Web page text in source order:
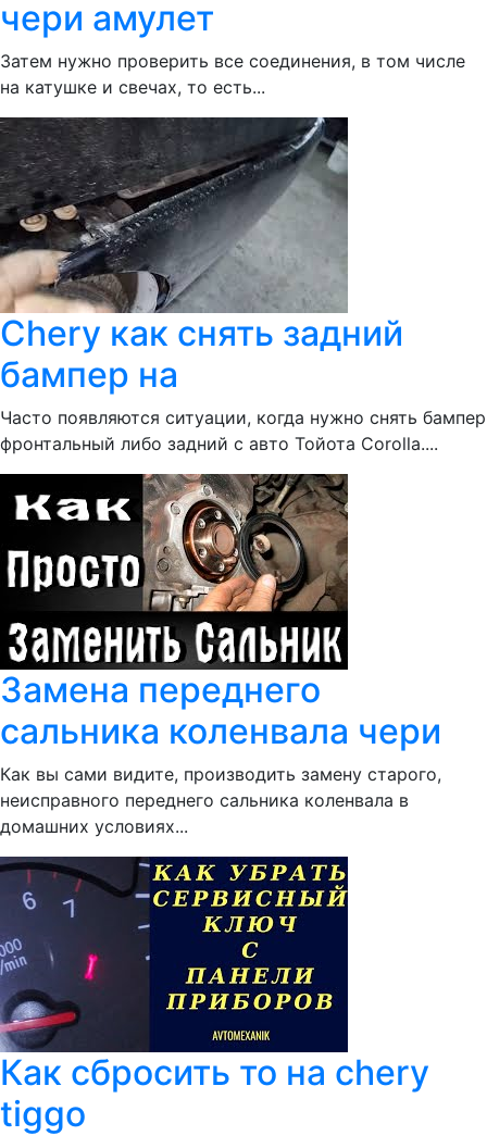
чери амулет
Затем нужно проверить все соединения, в том числе
на катушке и свечах, то есть...
Chery как снять задний
бампер на
Часто появляются ситуации, когда нужно снять бампер
фронтальный либо задний с авто Тойота Corolla....
Замена переднего
сальника коленвала чери
Как вы сами видите, производить замену старого,
неисправного переднего сальника коленвала в
домашних условиях...
Как сбросить то на chery
tiggo